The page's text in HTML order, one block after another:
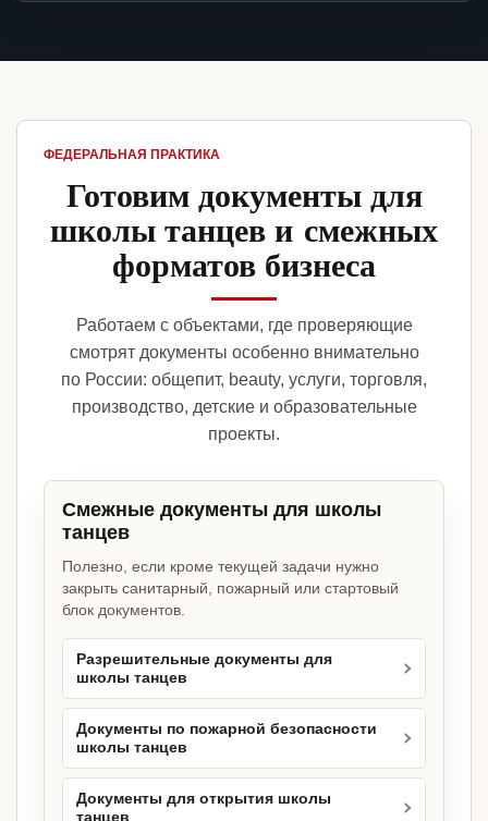
ФЕДЕРАЛЬНАЯ ПРАКТИКА
Готовим документы для
школы танцев и смежных
форматов бизнеса
Работаем с объектами, где проверяющие
смотрят документы особенно внимательно
по России: общепит, beauty, услуги, торговля,
производство, детские и образовательные
проекты.
Смежные документы для школы
танцев
Полезно, если кроме текущей задачи нужно
закрыть санитарный, пожарный или стартовый
блок документов.
Разрешительные документы для
школы танцев
Документы по пожарной безопасности
школы танцев
Документы для открытия школы
танцев